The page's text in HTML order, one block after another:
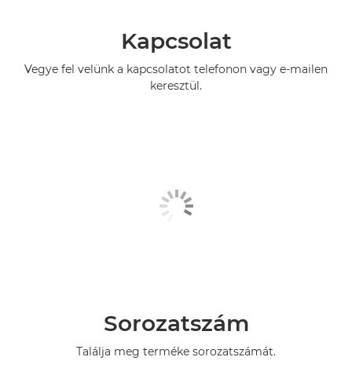
Kapcsolat
Vegye fel velünk a kapcsolatot telefonon vagy e-mailen
keresztül.
Sorozatszám
Találja meg terméke sorozatszámát.